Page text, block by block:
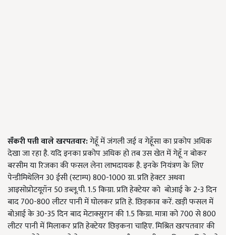
सँकरी पत्ती वाले खरपतवार:गेहूँ में जंगली जई व गेहूँसा का प्रकोप अधिक
देखा जा रहा है. यदि इनका प्रकोप अधिक हो तब उस खेत में गेहूँ न बोकर
बरसीम या रिजका की फसल लेना लाभदायक है. इनके नियंत्रण के लिए
पेन्डीमिथेलिन 30 ईसी (स्टाम्प) 800-1000 ग्रा. प्रति हेक्टर अथवा
आइसोप्रोटयूरॉन 50 डब्लू.पी. 1.5 किग्रा. प्रति हेक्टेयर को बोआई के 2-3 दिन
बाद 700-800 लीटर पानी में घोलकर प्रति हे. छिड़काव करें. खड़ी फसल में
बोआई के 30-35 दिन बाद मेटाक्सुरान की 1.5 किग्रा. मात्रा को 700 से 800
लीटर पानी में मिलाकर प्रति हेक्टेयर छिड़कना चाहिए. मिश्रित खरपतवार की